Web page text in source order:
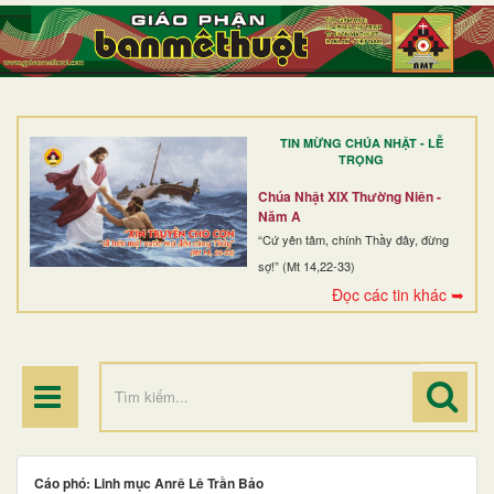
TIN MỪNG CHÚA NHẬT - LỄ
TRỌNG
Chúa Nhật XIX Thường Niên -
Năm A
“Cứ yên tâm, chính Thầy đây, đừng
sợ!” (Mt 14,22-33)
Đọc các tin khác ➥
TRANG NHẤT
GIỚI THIỆU
DÒNG TU
BAN MỤC VỤ
ĐOÀN THỂ CG
Cáo phó: Linh mục Anrê Lê Trần Bảo